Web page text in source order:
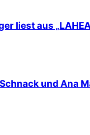
liest aus
und Ana